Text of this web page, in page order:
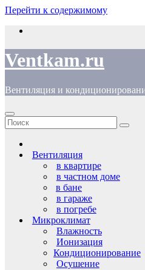
Перейти к содержимому
Ventkam.ru
Вентиляция и
Вентиляция
в квартире
в частном доме
в бане
в гараже
в погребе
Микроклимат
Влажность
Ионизация
Кондиционирование
Осушение